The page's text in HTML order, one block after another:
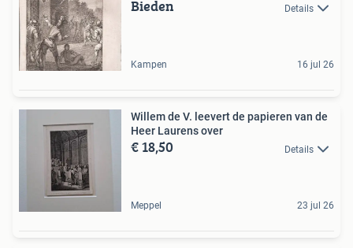
Bieden Details
Kampen 16 jul 26
Willem de V. leevert de papieren van de
Heer Laurens over
€ 18,50 Details
Meppel 23 jul 26